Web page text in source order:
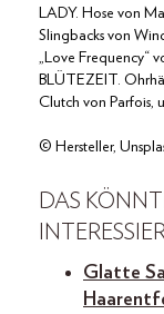
LADY. Hose von
Slingbacks von
„Love Frequency“
BLÜTEZEIT.
Clutch von Parfois,
© Hersteller,
DAS
Glatte